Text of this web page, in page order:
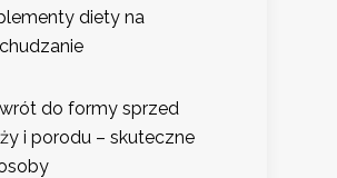
diety na
do formy sprzed
i porodu – skuteczne